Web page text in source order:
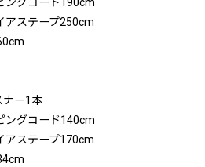
テープ250cm
ー1本
コード140cm
テープ170cm